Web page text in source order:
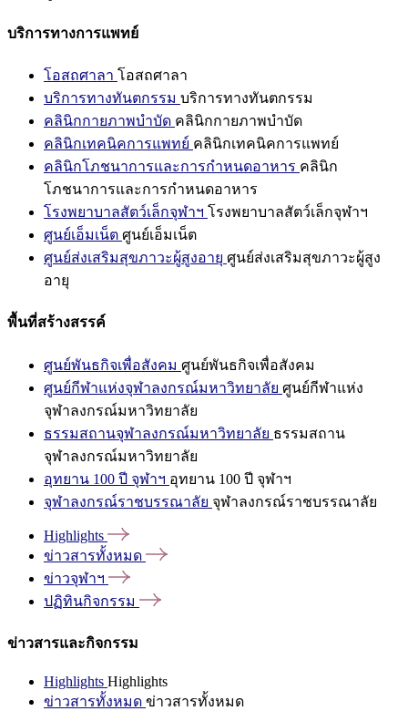
บริการทางการแพทย์
โอสถศาลา โอสถศาลา
บริการทางทันตกรรม บริการทางทันตกรรม
คลินิกกายภาพบำบัด คลินิกกายภาพบำบัด
คลินิกเทคนิคการแพทย์ คลินิกเทคนิคการแพทย์
คลินิกโภชนาการและการกำหนดอาหาร คลินิก
โภชนาการและการกำหนดอาหาร
โรงพยาบาลสัตว์เล็กจุฬาฯ โรงพยาบาลสัตว์เล็กจุฬาฯ
ศูนย์เอ็มเน็ต ศูนย์เอ็มเน็ต
ศูนย์ส่งเสริมสุขภาวะผู้สูงอายุ ศูนย์ส่งเสริมสุขภาวะผู้สูง
อายุ
พื้นที่สร้างสรรค์
ศูนย์พันธกิจเพื่อสังคม ศูนย์พันธกิจเพื่อสังคม
ศูนย์กีฬาแห่งจุฬาลงกรณ์มหาวิทยาลัย ศูนย์กีฬาแห่ง
จุฬาลงกรณ์มหาวิทยาลัย
ธรรมสถานจุฬาลงกรณ์มหาวิทยาลัย ธรรมสถาน
จุฬาลงกรณ์มหาวิทยาลัย
อุทยาน 100 ปี จุฬาฯ อุทยาน 100 ปี จุฬาฯ
จุฬาลงกรณ์ราชบรรณาลัย จุฬาลงกรณ์ราชบรรณาลัย
Highlights
ข่าวสารทั้งหมด
ข่าวจุฬาฯ
ปฏิทินกิจกรรม
ข่าวสารและกิจกรรม
Highlights Highlights
ข่าวสารทั้งหมด ข่าวสารทั้งหมด